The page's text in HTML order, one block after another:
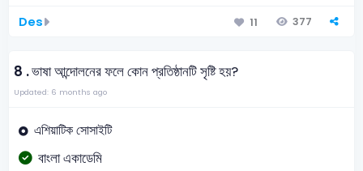
Des 11 377
8 .ভাষা আন্দোলনের ফলে কোন প্রতিষ্ঠানটি সৃষ্টি হয়?
Updated: 6 months ago
এশিয়াটিক সোসাইটি
বাংলা একাডেমি